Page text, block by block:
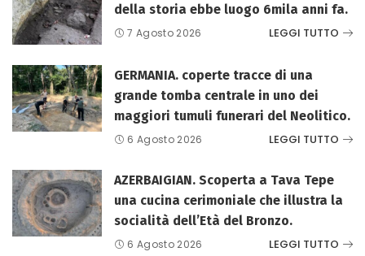
della storia ebbe luogo 6mila anni fa.
7 Agosto 2026 LEGGI TUTTO
GERMANIA. coperte tracce di una
grande tomba centrale in uno dei
maggiori tumuli funerari del Neolitico.
6 Agosto 2026 LEGGI TUTTO
AZERBAIGIAN. Scoperta a Tava Tepe
una cucina cerimoniale che illustra la
socialità dell’Età del Bronzo.
6 Agosto 2026 LEGGI TUTTO